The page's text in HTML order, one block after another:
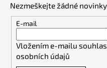
Nezmeškejte žádné
E-mail
Vložením e-mailu
osobních údajů